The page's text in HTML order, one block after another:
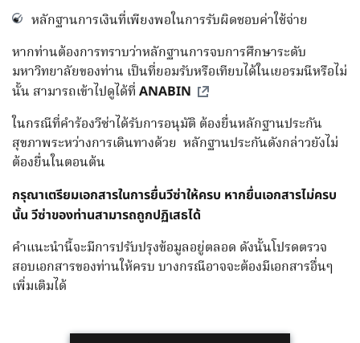
หลักฐานการเงินที่เพียงพอในการรับผิดชอบค่าใช้จ่าย
หากท่านต้องการทราบว่าหลักฐานการจบการศึกษาระดับ
มหาวิทยาลัยของท่าน เป็นที่ยอมรับหรือเทียบได้ในเยอรมนีหรือไม่
นั้น สามารถเข้าไปดูได้ที่ ANABIN
ในกรณีที่คำร้องวีซ่าได้รับการอนุมัติ ต้องยื่นหลักฐานประกัน
สุขภาพระหว่างการเดินทางด้วย หลักฐานประกันดังกล่าวยังไม่
ต้องยื่นในตอนต้น
กรุณาเตรียมเอกสารในการยื่นวีซ่าให้ครบ หากยื่นเอกสารไม่ครบ
นั้น วีซ่าของท่านสามารถถูกปฏิเสธได้
คำแนะนำนี้จะมีการปรับปรุงข้อมูลอยู่ตลอด ดังนั้นโปรดตรวจ
สอบเอกสารของท่านให้ครบ บางกรณีอาจจะต้องมีเอกสารอื่นๆ
เพิ่มเติมได้